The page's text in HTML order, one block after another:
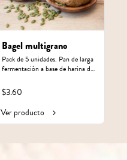
Bagel multigrano
Pack de 5 unidades. Pan de larga
fermentación a base de harina de
trigo.
$3.60
Ver producto